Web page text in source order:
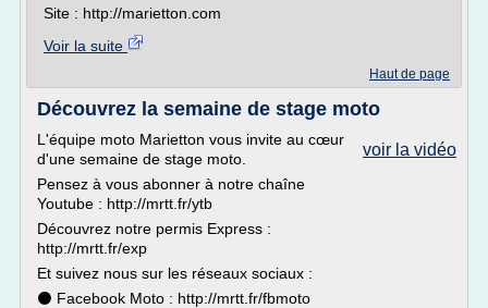
Site : http://marietton.com
Voir la suite
Haut de page
Découvrez la semaine de stage moto
voir la vidéo
L'équipe moto Marietton vous invite au cœur
d'une semaine de stage moto.
Pensez à vous abonner à notre chaîne
Youtube : http://mrtt.fr/ytb
Découvrez notre permis Express :
http://mrtt.fr/exp
Et suivez nous sur les réseaux sociaux :
⚫ Facebook Moto : http://mrtt.fr/fbmoto